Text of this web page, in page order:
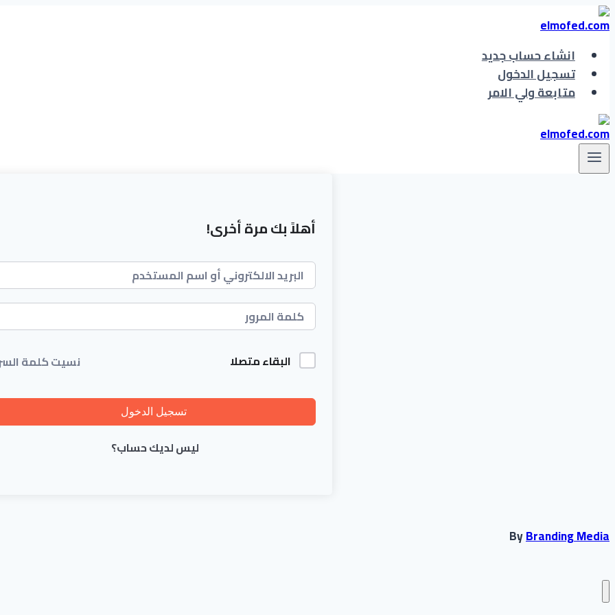
التجاوز
إلى
المحتوىانشاء حساب جديد
تسجيل الدخول
متابعة ولي الامر
أهلاً بك مرة أخرى!
البقاء متصلا نسيت كلمة
تسجيل الدخول
ليس لديك حساب؟
ByBranding Media